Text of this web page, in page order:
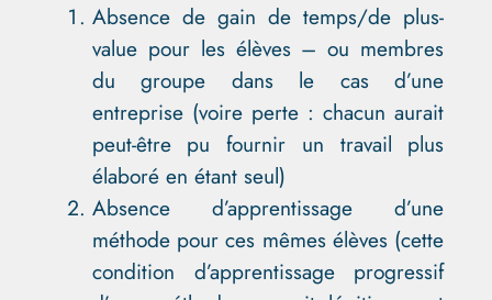
Absence de gain de temps/de plus-
value pour les élèves – ou membres
du groupe dans le cas d’une
entreprise (voire perte : chacun aurait
peut-être pu fournir un travail plus
élaboré en étant seul)
Absence d’apprentissage d’une
méthode pour ces mêmes élèves (cette
condition d’apprentissage progressif